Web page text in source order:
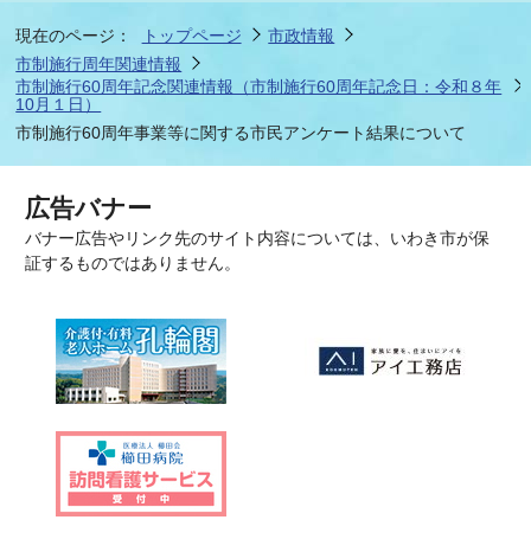
現在のページ： トップページ
市政情報
市制施行周年関連情報
市制施行60周年記念関連情報（市制施行60周年記念日：令和８年
10月１日）
市制施行60周年事業等に関する市民アンケート結果について
広告バナー
バナー広告やリンク先のサイト内容については、いわき市が保
証するものではありません。